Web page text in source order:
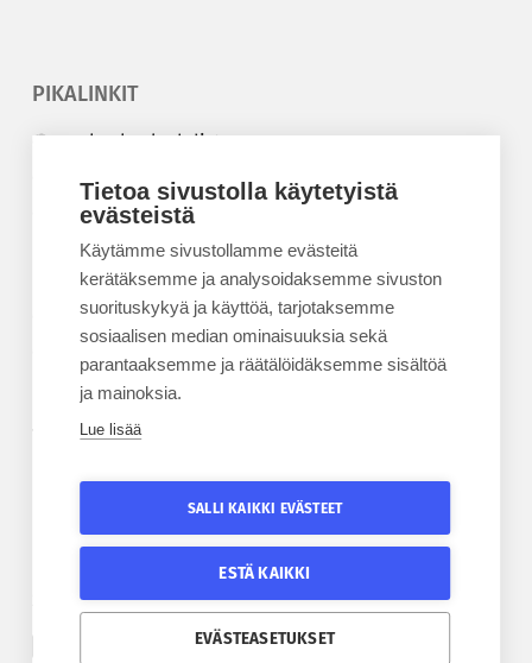
Tietoa sivustolla käytetyistä
evästeistä
Käytämme sivustollamme evästeitä
kerätäksemme ja analysoidaksemme sivuston
suorituskykyä ja käyttöä, tarjotaksemme
sosiaalisen median ominaisuuksia sekä
parantaaksemme ja räätälöidäksemme sisältöä
ja mainoksia.
Lue lisää
SALLI KAIKKI EVÄSTEET
ESTÄ KAIKKI
EVÄSTEASETUKSET
PIKALINKIT
Korkeakouluyhdistys
Kesäyliopisto
Epanet
BLOGIT
Kesäyliopiston blogi
TILAA UUTISKIRJE
Tilaa kesäyliopiston uutiskirje
Tilaa Epanetin uutiskirje
SEURAA KESÄYLIOPISTOA
Etelä-Pohjanmaan kesäyliopiston Facebook
SEURAA EPANETIA
Epanetin Twitter